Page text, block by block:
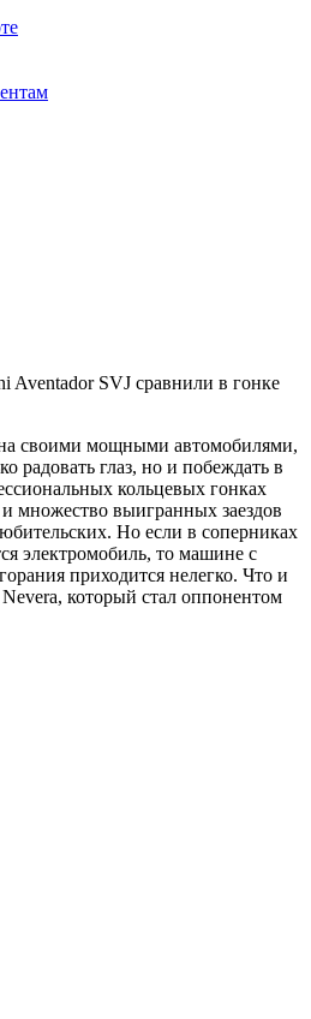
Aventador SVJ сравнили в гонке
своими мощными автомобилями,
радовать глаз, но и побеждать в
кольцевых гонках
множество выигранных заездов
Но если в соперниках
электромобиль, то машине с
приходится нелегко. Что и
который стал оппонентом